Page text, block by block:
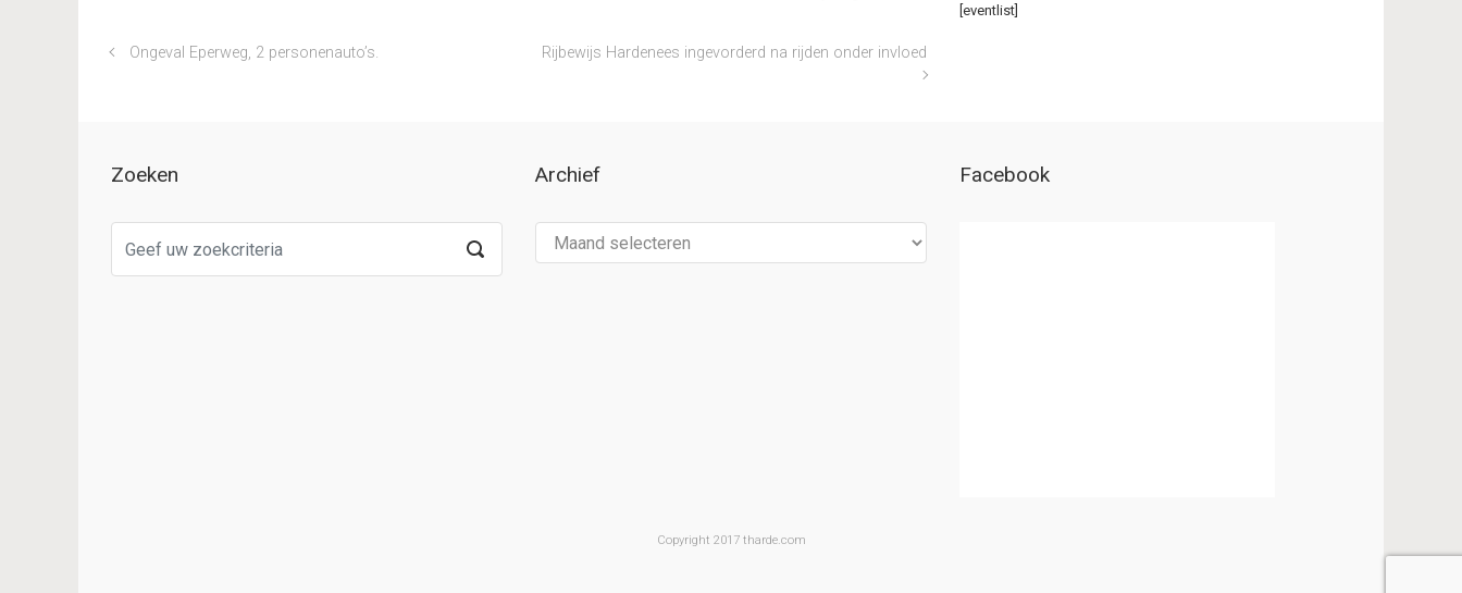
Ongeval Eperweg, 2 personenauto’s. Rijbewijs Hardenees ingevorderd na rijden onder invloed
[eventlist]
Zoeken Archief Facebook
Copyright 2017 tharde.com